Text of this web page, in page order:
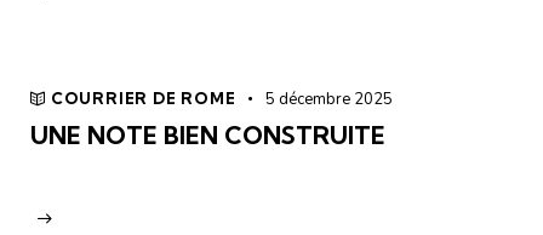
COURRIER DE ROME 5 décembre 2025
UNE NOTE BIEN CONSTRUITE